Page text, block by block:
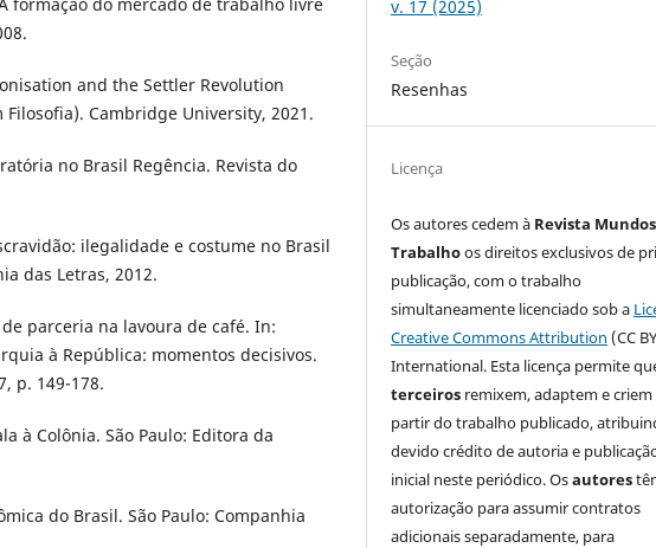
and the Settler Revolution
Filosofia). Cambridge University, 2021.
no Brasil Regência. Revista do
ilegalidade e costume no Brasil
das Letras, 2012.
parceria na lavoura de café. In:
à República: momentos decisivos.
p. 149-178.
à Colônia. São Paulo: Editora da
do Brasil. São Paulo: Companhia
v. 17 (2025)
Seção
Resenhas
Licença
Os autores cedem à Revista
Trabalhoos direitos exclusivos de
publicação, com o trabalho
simultaneamente licenciado sob a
Creative Commons Attribution (CC
International. Esta licença permite
terceiros remixem, adaptem e criem
partir do trabalho publicado,
devido crédito de autoria e
inicial neste periódico. Osautores
autorização para assumir contratos
adicionais separadamente, para